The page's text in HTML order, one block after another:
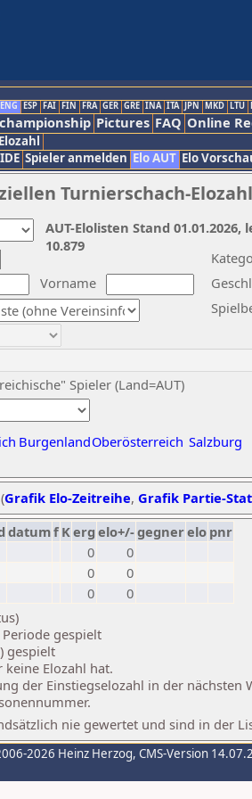
ENG ESP FAI FIN FRA GER GRE INA ITA JPN MKD LTU
Pictures FAQ Online
Spieler anmelden Elo AUT Elo
Turnierschach-
Vorname
Spieler (Land=AUT)
BurgenlandOberösterreich Salzburg
AUT-Elolisten Stand
10.879
Grafik Elo-Zeitreihe, Grafik Partie-
datumf Kerg elo+/-gegnerelo pnr
0
0
0
0
0
0
gespielt
gespielt
Elozahl hat.
der Einstiegselozahl in der nächsten
nie gewertet und sind in der
2026 Heinz Herzog, CMS-Version